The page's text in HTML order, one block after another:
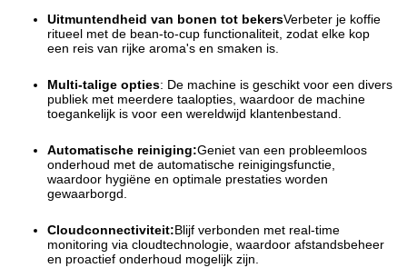
Uitmuntendheid van bonen tot bekersVerbeter je koffie
ritueel met de bean-to-cup functionaliteit, zodat elke kop
een reis van rijke aroma's en smaken is.
Multi-talige opties: De machine is geschikt voor een divers
publiek met meerdere taalopties, waardoor de machine
toegankelijk is voor een wereldwijd klantenbestand.
Automatische reiniging:Geniet van een probleemloos
onderhoud met de automatische reinigingsfunctie,
waardoor hygiëne en optimale prestaties worden
gewaarborgd.
Cloudconnectiviteit:Blijf verbonden met real-time
monitoring via cloudtechnologie, waardoor afstandsbeheer
en proactief onderhoud mogelijk zijn.